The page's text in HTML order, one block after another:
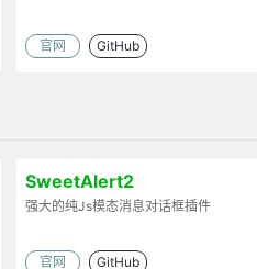
官网 GitHub
SweetAlert2
强大的纯Js模态消息对话框插件
官网 GitHub